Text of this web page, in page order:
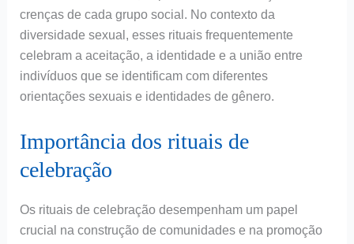
crenças de cada grupo social. No contexto da
diversidade sexual, esses rituais frequentemente
celebram a aceitação, a identidade e a união entre
indivíduos que se identificam com diferentes
orientações sexuais e identidades de gênero.
Importância dos rituais de
celebração
Os rituais de celebração desempenham um papel
crucial na construção de comunidades e na promoção